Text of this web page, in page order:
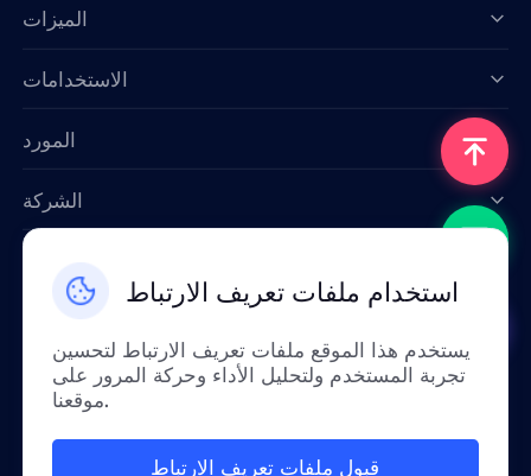
استخدام ملفات تعريف الارتباط
يستخدم هذا الموقع ملفات تعريف الارتباط لتحسين
تجربة المستخدم ولتحليل الأداء وحركة المرور على
موقعنا.
قبول ملفات تعريف الارتباط
الميزات
الاستخدامات
المورد
الشركة
Email: support@smartproxy.org